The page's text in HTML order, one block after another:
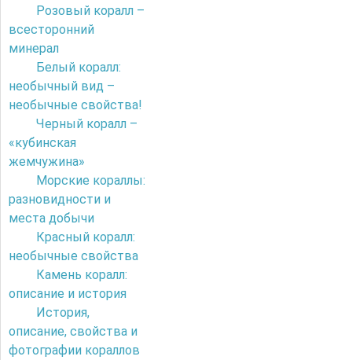
Розовый коралл –
всесторонний
минерал
Белый коралл:
необычный вид –
необычные свойства!
Черный коралл –
«кубинская
жемчужина»
Морские кораллы:
разновидности и
места добычи
Красный коралл:
необычные свойства
Камень коралл:
описание и история
История,
описание, свойства и
фотографии кораллов